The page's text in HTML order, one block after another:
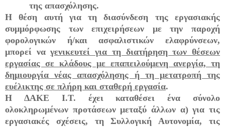
της απασχόλησης.
Η θέση αυτή για τη διασύνδεση της εργασιακής
συμμόρφωσης των επιχειρήσεων με την παροχή
φορολογικών ή/και ασφαλιστικών ελαφρύνσεων,
μπορεί ναγενικευτεί για τη διατήρηση των θέσεων
εργασίας σε κλάδους με επαπειλούμενη ανεργία, τη
δημιουργία νέας απασχόλησης ή τη μετατροπή της
ευέλικτης σε πλήρη και σταθερή εργασία.
Η ΔΑΚΕ Ι.Τ. έχει καταθέσει ένα σύνολο
ολοκληρωμένων προτάσεων μεταξύ άλλων α) για τις
εργασιακές σχέσεις, τη Συλλογική Αυτονομία, τις